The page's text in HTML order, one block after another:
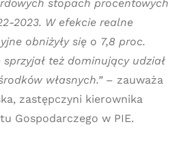
stopach procentowych
2023. W efekcie realne
obniżyły się o 7,8 proc.
też dominujący udział
własnych.” – zauważa
zastępczyni kierownika
Gospodarczego w PIE.